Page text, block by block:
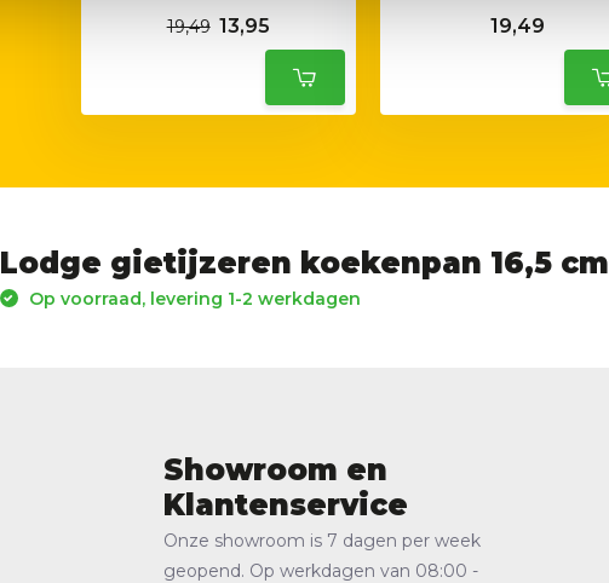
19,49 13,95 19,49
Lodge gietijzeren koekenpan 16,5 cm
Op voorraad, levering 1-2 werkdagen
Showroom en
Klantenservice
Onze showroom is 7 dagen per week
geopend. Op werkdagen van 08:00 -